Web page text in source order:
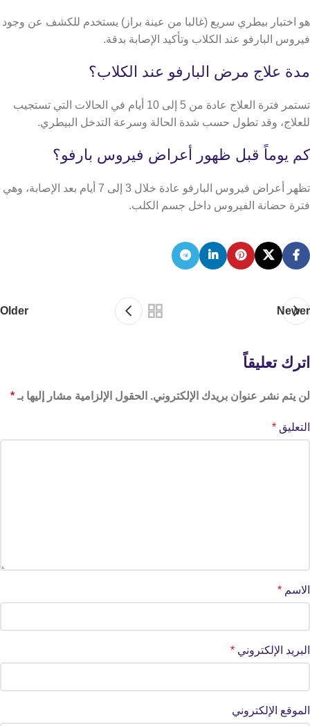
هو اختبار بيطري سريع (غالبا من عينة براز) يستخدم للكشف عن وجود
فيروس البارفو عند الكلاب وتأكيد الإصابة بدقة.
مدة علاج مرض البارفو عند الكلاب؟
تستمر فترة العلاج عادة من 5 إلى 10 أيام في الحالات التي تستجيب
للعلاج، وقد تطول حسب شدة الحالة وسرعة التدخل البيطري.
كم يوماً قبل ظهور أعراض فيروس بارفو؟
تظهر أعراض فيروس البارفو عادة خلال 3 إلى 7 أيام بعد الإصابة، وهي
فترة حضانة الفيروس داخل جسم الكلب.
Newer
Older
اترك تعليقاً
لن يتم نشر عنوان بريدك الإلكتروني. الحقول الإلزامية مشار إليها بـ *
التعليق *
الاسم *
البريد الإلكتروني *
الموقع الإلكتروني